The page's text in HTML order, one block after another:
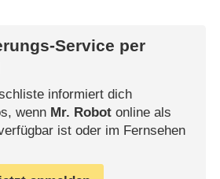
Service per
informiert dich
wenn Mr. Robotonline als
ist oder im Fernsehen